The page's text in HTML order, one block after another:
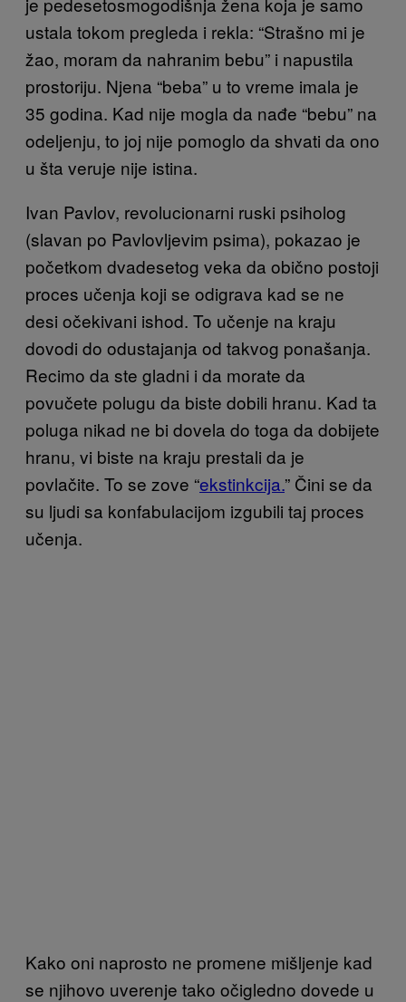
ustala tokom pregleda i rekla: “Strašno mi je
žao, moram da nahranim bebu” i napustila
prostoriju. Njena “beba” u to vreme imala je
35 godina. Kad nije mogla da nađe “bebu” na
odeljenju, to joj nije pomoglo da shvati da ono
u šta veruje nije istina.
Ivan Pavlov, revolucionarni ruski psiholog
(slavan po Pavlovljevim psima), pokazao je
početkom dvadesetog veka da obično postoji
proces učenja koji se odigrava kad se ne
desi očekivani ishod. To učenje na kraju
dovodi do odustajanja od takvog ponašanja.
Recimo da ste gladni i da morate da
povučete polugu da biste dobili hranu. Kad ta
poluga nikad ne bi dovela do toga da dobijete
hranu, vi biste na kraju prestali da je
povlačite. To se zove “ekstinkcija.” Čini se da
su ljudi sa konfabulacijom izgubili taj proces
učenja.
Kako oni naprosto ne promene mišljenje kad
se njihovo uverenje tako očigledno dovede u